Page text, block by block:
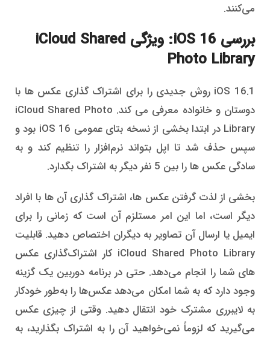
می‌کنند.
بررسی iOS 16: ویژگی iCloud Shared
Photo Library
iOS 16.1 روش جدیدی را برای اشتراک گذاری عکس ها با
دوستان و خانواده معرفی می کند. iCloud Shared Photo
Library در ابتدا بخشی از نسخه بتای عمومی iOS 16 بود و
سپس حذف شد تا اپل بتواند نرم‌افزار را تنظیم کند و به
سادگی عکس ها را بین 5 نفر دیگر به اشتراک بگدارد.
بخشی از لذت گرفتن عکس ها، اشتراک گذاری آن ها با افراد
دیگر است، اما این امر مستلزم آن است که زمانی را برای
ایمیل یا ارسال آن تصاویر به دیگران اختصاص دهید. قابلیت
iCloud Shared Photo Library کار اشتراک‌گذاری عکس‌
های شما را انجام می‌دهد. حتی در برنامه دوربین یک گزینه
وجود دارد که به شما امکان می‌دهد عکس‌ها را به‌طور خودکار
به لایبرری مشترک خود انتقال دهید. وقتی از چیزی عکس
می‌گیرید که لزوماً نمی‌خواهید آن را به اشتراک بگذارید، به